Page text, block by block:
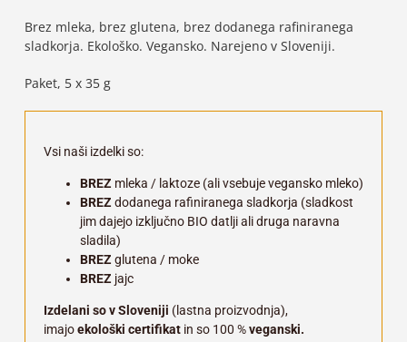
Brez mleka, brez glutena, brez dodanega rafiniranega
sladkorja. Ekološko. Vegansko. Narejeno v Sloveniji.
Paket, 5 x 35 g
Vsi naši izdelki so:
BREZ mleka / laktoze (ali vsebuje vegansko mleko)
BREZ dodanega rafiniranega sladkorja (sladkost
jim dajejo izključno BIO datlji ali druga naravna
sladila)
BREZ glutena / moke
BREZ jajc
Izdelani so v Sloveniji (lastna proizvodnja),
imajoekološki certifikatin so 100 %veganski.